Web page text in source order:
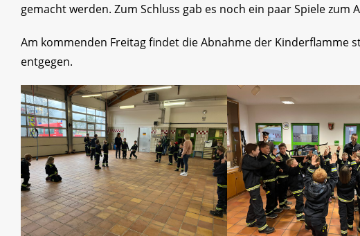
gemacht werden. Zum Schluss gab es noch ein paar Spiele zum
Am kommenden Freitag findet die Abnahme der Kinderflamme
entgegen.